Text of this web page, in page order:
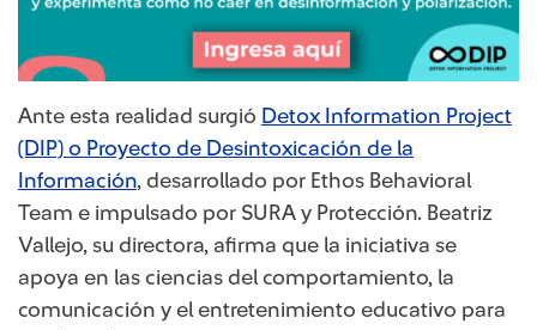
Ante esta realidad surgió Detox Information Project
(DIP) o Proyecto de Desintoxicación de la
Información, desarrollado por Ethos Behavioral
Team e impulsado por SURA y Protección. Beatriz
Vallejo, su directora, afirma que la iniciativa se
apoya en las ciencias del comportamiento, la
comunicación y el entretenimiento educativo para